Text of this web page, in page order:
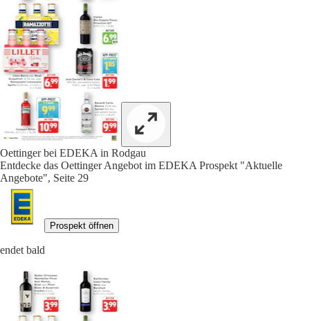
Oettinger bei EDEKA in Rodgau
Entdecke das Oettinger Angebot im EDEKA Prospekt "Aktuelle
Angebote", Seite 29
Prospekt öffnen
endet bald